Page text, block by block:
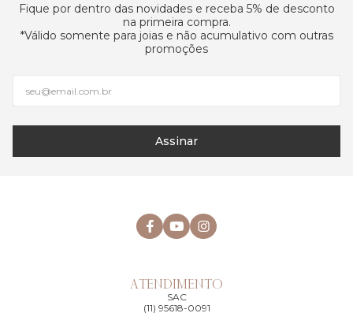
Fique por dentro das novidades e receba 5% de desconto
na primeira compra.
*Válido somente para joias e não acumulativo com outras
promoções
Assinar
ATENDIMENTO
SAC
(11) 95618-0091